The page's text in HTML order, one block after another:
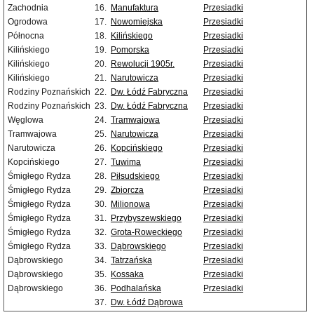
Zachodnia
16. Manufaktura
Przesiadki
Ogrodowa
17. Nowomiejska
Przesiadki
Północna
18. Kilińskiego
Przesiadki
Kilińskiego
19. Pomorska
Przesiadki
Kilińskiego
20. Rewolucji 1905r.
Przesiadki
Kilińskiego
21. Narutowicza
Przesiadki
Rodziny Poznańskich 22. Dw. Łódź Fabryczna
Przesiadki
Rodziny Poznańskich 23. Dw. Łódź Fabryczna
Przesiadki
Węglowa
24. Tramwajowa
Przesiadki
Tramwajowa
25. Narutowicza
Przesiadki
Narutowicza
26. Kopcińskiego
Przesiadki
Kopcińskiego
27. Tuwima
Przesiadki
Śmigłego Rydza
28. Piłsudskiego
Przesiadki
Śmigłego Rydza
29. Zbiorcza
Przesiadki
Śmigłego Rydza
30. Milionowa
Przesiadki
Śmigłego Rydza
31. Przybyszewskiego
Przesiadki
Śmigłego Rydza
32. Grota-Roweckiego
Przesiadki
Śmigłego Rydza
33. Dąbrowskiego
Przesiadki
Dąbrowskiego
34. Tatrzańska
Przesiadki
Dąbrowskiego
35. Kossaka
Przesiadki
Dąbrowskiego
36. Podhalańska
Przesiadki
37. Dw. Łódź Dąbrowa